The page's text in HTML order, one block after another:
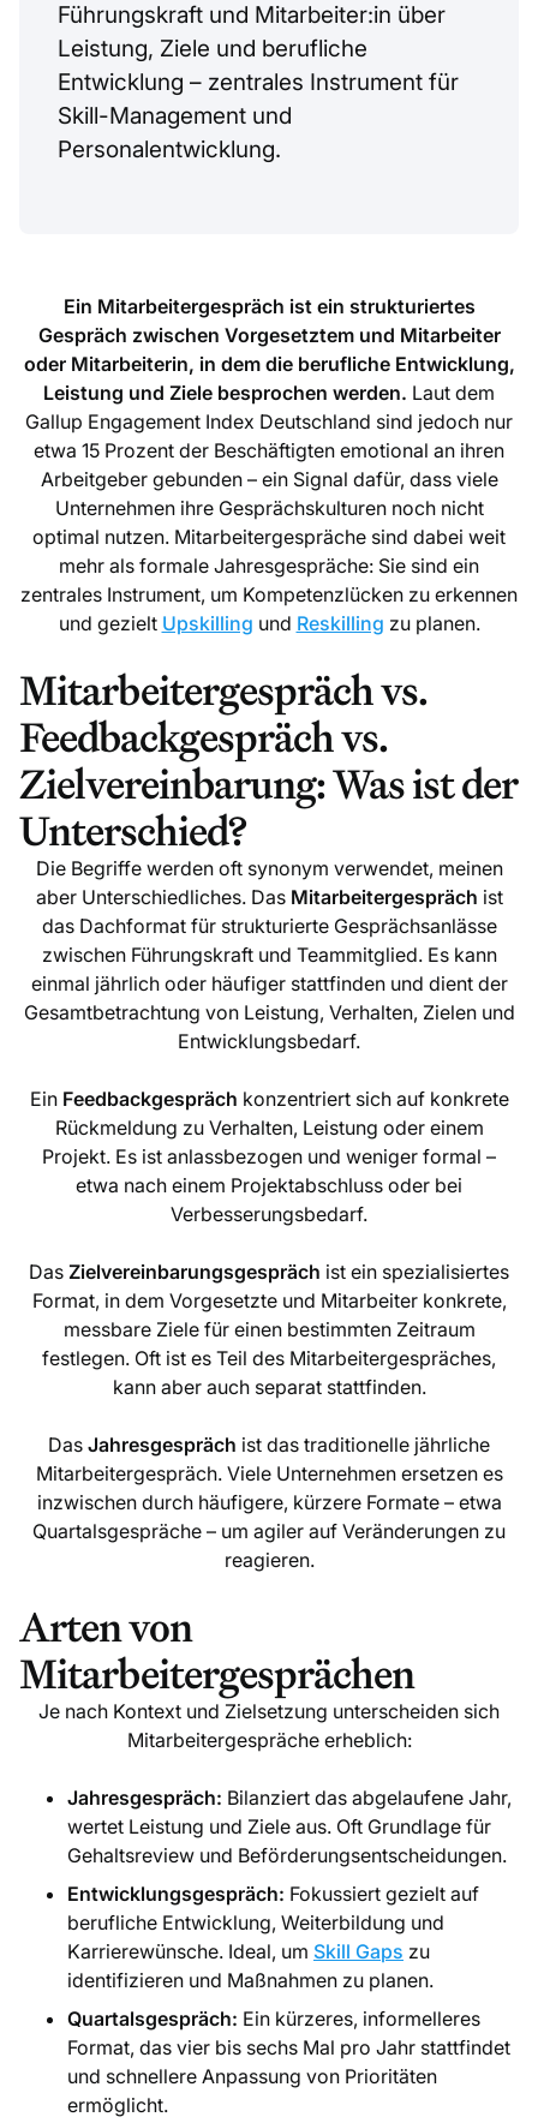
Führungskraft und Mitarbeiter:in über
Leistung, Ziele und berufliche
Entwicklung – zentrales Instrument für
Skill-Management und
Personalentwicklung.
Ein Mitarbeitergespräch ist ein strukturiertes
Gespräch zwischen Vorgesetztem und Mitarbeiter
oder Mitarbeiterin, in dem die berufliche Entwicklung,
Leistung und Ziele besprochen werden. Laut dem
Gallup Engagement Index Deutschland sind jedoch nur
etwa 15 Prozent der Beschäftigten emotional an ihren
Arbeitgeber gebunden – ein Signal dafür, dass viele
Unternehmen ihre Gesprächskulturen noch nicht
optimal nutzen. Mitarbeitergespräche sind dabei weit
mehr als formale Jahresgespräche: Sie sind ein
zentrales Instrument, um Kompetenzlücken zu erkennen
und gezielt Upskilling und Reskilling zu planen.
Mitarbeitergespräch vs.
Feedbackgespräch vs.
Zielvereinbarung: Was ist der
Unterschied?
Die Begriffe werden oft synonym verwendet, meinen
aber Unterschiedliches. Das Mitarbeitergespräch ist
das Dachformat für strukturierte Gesprächsanlässe
zwischen Führungskraft und Teammitglied. Es kann
einmal jährlich oder häufiger stattfinden und dient der
Gesamtbetrachtung von Leistung, Verhalten, Zielen und
Entwicklungsbedarf.
Ein Feedbackgespräch konzentriert sich auf konkrete
Rückmeldung zu Verhalten, Leistung oder einem
Projekt. Es ist anlassbezogen und weniger formal –
etwa nach einem Projektabschluss oder bei
Verbesserungsbedarf.
Das Zielvereinbarungsgespräch ist ein spezialisiertes
Format, in dem Vorgesetzte und Mitarbeiter konkrete,
messbare Ziele für einen bestimmten Zeitraum
festlegen. Oft ist es Teil des Mitarbeitergespräches,
kann aber auch separat stattfinden.
Das Jahresgespräch ist das traditionelle jährliche
Mitarbeitergespräch. Viele Unternehmen ersetzen es
inzwischen durch häufigere, kürzere Formate – etwa
Quartalsgespräche – um agiler auf Veränderungen zu
reagieren.
Arten von
Mitarbeitergesprächen
Je nach Kontext und Zielsetzung unterscheiden sich
Mitarbeitergespräche erheblich:
Jahresgespräch: Bilanziert das abgelaufene Jahr,
wertet Leistung und Ziele aus. Oft Grundlage für
Gehaltsreview und Beförderungsentscheidungen.
Entwicklungsgespräch: Fokussiert gezielt auf
berufliche Entwicklung, Weiterbildung und
Karrierewünsche. Ideal, um Skill Gaps zu
identifizieren und Maßnahmen zu planen.
Quartalsgespräch: Ein kürzeres, informelleres
Format, das vier bis sechs Mal pro Jahr stattfindet
und schnellere Anpassung von Prioritäten
ermöglicht.